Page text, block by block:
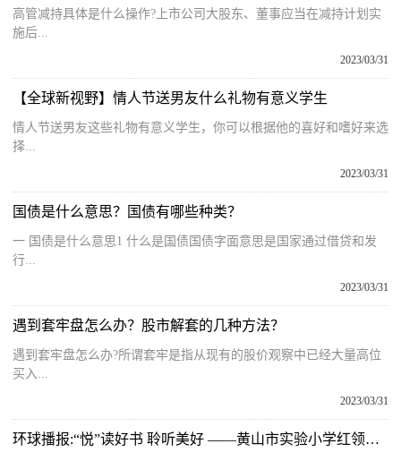
高管减持具体是什么操作?上市公司大股东、董事应当在减持计划实
施后...
2023/03/31
【全球新视野】情人节送男友什么礼物有意义学生
情人节送男友这些礼物有意义学生，你可以根据他的喜好和嗜好来选
择...
2023/03/31
国债是什么意思？国债有哪些种类？
一 国债是什么意思1 什么是国债国债字面意思是国家通过借贷和发
行...
2023/03/31
遇到套牢盘怎么办？股市解套的几种方法？
遇到套牢盘怎么办?所谓套牢是指从现有的股价观察中已经大量高位
买入...
2023/03/31
环球播报:“悦”读好书 聆听美好 ——黄山市实验小学红领巾广播站邀你一起来“悦”读啦！